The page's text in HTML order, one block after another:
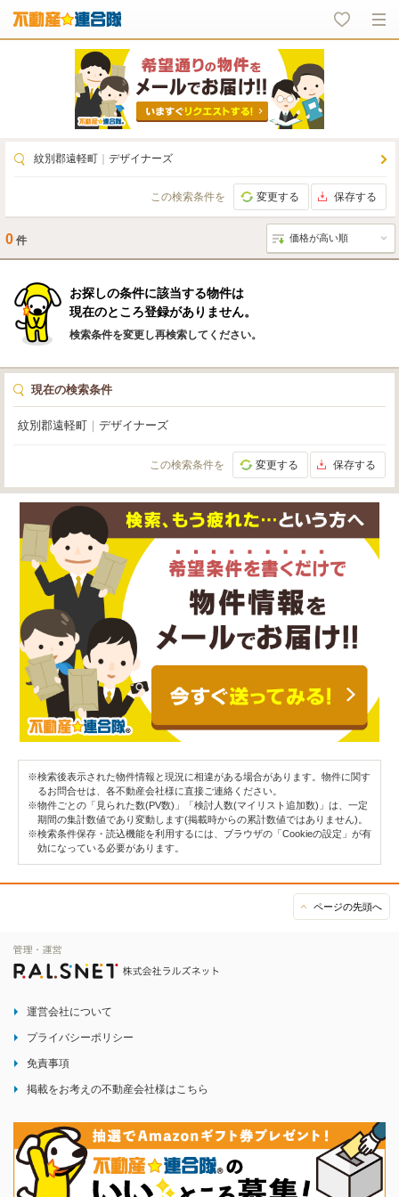
紋別郡遠軽町 デザイナーズ
この検索条件を 変更する 保存する
0 件
お探しの条件に該当する物件は
現在のところ登録がありません。
検索条件を変更し再検索してください。
現在の検索条件
紋別郡遠軽町 デザイナーズ
この検索条件を 変更する 保存する
※検索後表示された物件情報と現況に相違がある場合があります。物件に関す
るお問合せは、各不動産会社様に直接ご連絡ください。
※物件ごとの「見られた数(PV数)」「検討人数(マイリスト追加数)」は、一定
期間の集計数値であり変動します(掲載時からの累計数値ではありません)。
※検索条件保存・読込機能を利用するには、ブラウザの「Cookieの設定」が有
効になっている必要があります。
ページの先頭へ
運営会社について
プライバシーポリシー
免責事項
掲載をお考えの不動産会社様はこちら